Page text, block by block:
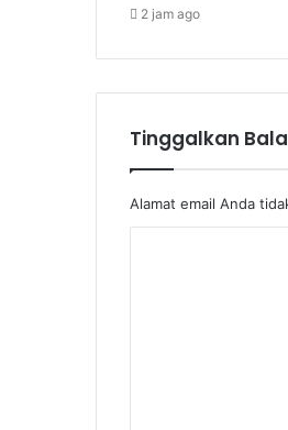
2 jam ago
Tinggalkan
Alamat email Anda